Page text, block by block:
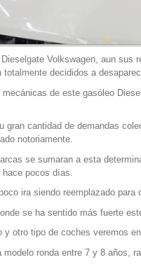
Volkswagen, aun
decididos a
de este gasóleo
gran cantidad de demandas
notoriamente.
se sumaran a esta
pocos días.
ira siendo reemplazado
se ha sentido más fuerte
otro tipo de coches veremos
ronda entre 7 y 8